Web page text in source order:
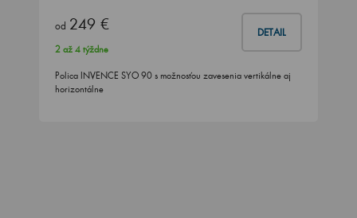
od 249 € DETAIL
2 až 4 týždne
Polica INVENCE SYO 90 s možnosťou zavesenia vertikálne aj
horizontálne